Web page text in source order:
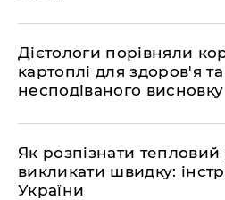
Дієтологи порівняли
картоплі для здоров'я
несподіваного висновку
Як розпізнати тепловий
викликати швидку:
України